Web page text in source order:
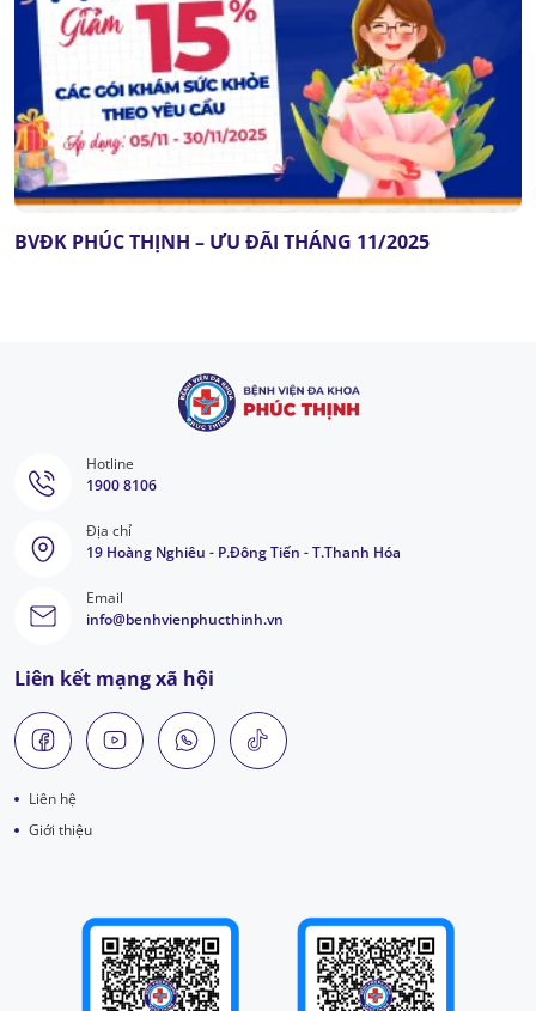
BVĐK PHÚC THỊNH – ƯU ĐÃI THÁNG 11/2025
Hotline
1900 8106
Địa chỉ
19 Hoàng Nghiêu - P.Đông Tiến - T.Thanh Hóa
Email
info@benhvienphucthinh.vn
Liên kết mạng xã hội
Liên hệ
Giới thiệu